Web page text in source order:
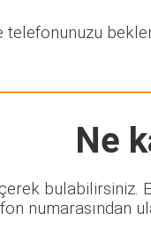
telefonunuzu
Ne
bulabilirsiniz.
numarasından